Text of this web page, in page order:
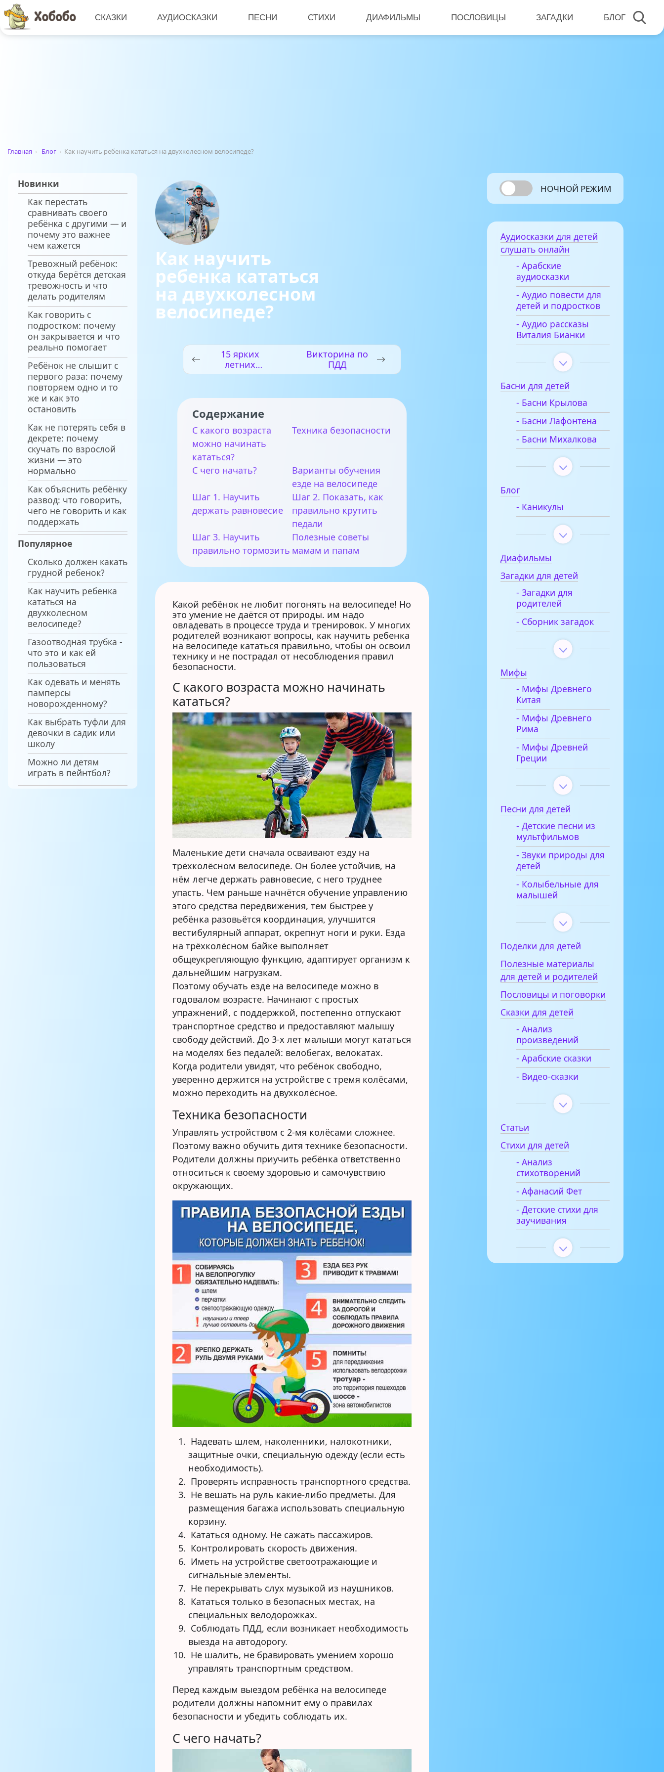
СКАЗКИ АУДИОСКАЗКИ ПЕСНИ СТИХИ ДИАФИЛЬМЫ ПОСЛОВИЦЫ ЗАГАДКИ БЛОГ
Главная › Блог › Как научить ребенка кататься на двухколесном велосипеде?
Новинки
Как перестать
сравнивать своего
ребёнка с другими — и
почему это важнее
чем кажется
Тревожный ребёнок:
откуда берётся детская
тревожность и что
делать родителям
Как говорить с
подростком: почему
он закрывается и что
реально помогает
Ребёнок не слышит с
первого раза: почему
повторяем одно и то
же и как это
остановить
Как не потерять себя в
декрете: почему
скучать по взрослой
жизни — это
нормально
Как объяснить ребёнку
развод: что говорить,
чего не говорить и как
поддержать
Популярное
Сколько должен какать
грудной ребенок?
Как научить ребенка
кататься на
двухколесном
велосипеде?
Газоотводная трубка -
что это и как ей
пользоваться
Как одевать и менять
памперсы
новорожденному?
Как выбрать туфли для
девочки в садик или
школу
Можно ли детям
играть в пейнтбол?
Как научить
ребенка кататься
на двухколесном
велосипеде?
15 ярких
летних
поделок,
сделать с
Викторина по
ПДД
Содержание
С какого возраста
можно начинать
кататься?
Техника безопасности
С чего начать?
Варианты обучения
езде на велосипеде
Шаг 1. Научить
держать равновесие
Шаг 2. Показать, как
правильно крутить
педали
Шаг 3. Научить
правильно тормозить
Полезные советы
мамам и папам
Какой ребёнок не любит погонять на велосипеде! Но
это умение не даётся от природы. им надо
овладевать в процессе труда и тренировок. У многих
родителей возникают вопросы, как научить ребенка
на велосипеде кататься правильно, чтобы он освоил
технику и не пострадал от несоблюдения правил
безопасности.
С какого возраста можно начинать
кататься?
Маленькие дети сначала осваивают езду на
трёхколёсном велосипеде. Он более устойчив, на
нём легче держать равновесие, с него труднее
упасть. Чем раньше начнётся обучение управлению
этого средства передвижения, тем быстрее у
ребёнка разовьётся координация, улучшится
вестибулярный аппарат, окрепнут ноги и руки. Езда
на трёхколёсном байке выполняет
общеукрепляющую функцию, адаптирует организм к
дальнейшим нагрузкам.
Поэтому обучать езде на велосипеде можно в
годовалом возрасте. Начинают с простых
упражнений, с поддержкой, постепенно отпускают
транспортное средство и предоставляют малышу
свободу действий. До 3-х лет малыши могут кататься
на моделях без педалей: велобегах, велокатах.
Когда родители увидят, что ребёнок свободно,
уверенно держится на устройстве с тремя колёсами,
можно переходить на двухколёсное.
Техника безопасности
Управлять устройством с 2-мя колёсами сложнее.
Поэтому важно обучить дитя технике безопасности.
Родители должны приучить ребёнка ответственно
относиться к своему здоровью и самочувствию
окружающих.
Надевать шлем, наколенники, налокотники,
защитные очки, специальную одежду (если есть
необходимость).
Проверять исправность транспортного средства.
Не вешать на руль какие-либо предметы. Для
размещения багажа использовать специальную
корзину.
Кататься одному. Не сажать пассажиров.
Контролировать скорость движения.
Иметь на устройстве светоотражающие и
сигнальные элементы.
Не перекрывать слух музыкой из наушников.
Кататься только в безопасных местах, на
специальных велодорожках.
Соблюдать ПДД, если возникает необходимость
выезда на автодорогу.
Не шалить, не бравировать умением хорошо
управлять транспортным средством.
Перед каждым выездом ребёнка на велосипеде
родители должны напомнит ему о правилах
безопасности и убедить соблюдать их.
С чего начать?
НОЧНОЙ РЕЖИМ
Аудиосказки для детей
слушать онлайн
- Арабские
аудиосказки
- Аудио повести для
детей и подростков
- Аудио рассказы
Виталия Бианки
Басни для детей
- Басни Крылова
- Басни Лафонтена
- Басни Михалкова
Блог
- Каникулы
Диафильмы
Загадки для детей
- Загадки для
родителей
- Сборник загадок
Мифы
- Мифы Древнего
Китая
- Мифы Древнего
Рима
- Мифы Древней
Греции
Песни для детей
- Детские песни из
мультфильмов
- Звуки природы для
детей
- Колыбельные для
малышей
Поделки для детей
Полезные материалы
для детей и родителей
Пословицы и поговорки
Сказки для детей
- Анализ
произведений
- Арабские сказки
- Видео-сказки
Статьи
Стихи для детей
- Анализ
стихотворений
- Афанасий Фет
- Детские стихи для
заучивания